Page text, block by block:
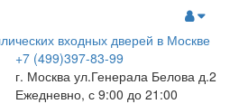
+7 (499)397-83-99
г. Москва ул.Генерала Белова д.2
Ежедневно, с 9:00 до 21:00